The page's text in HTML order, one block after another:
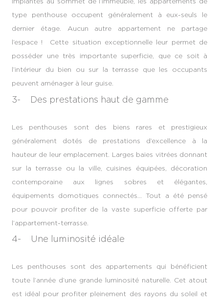
type penthouse occupent généralement à eux-seuls le
dernier étage. Aucun autre appartement ne partage
l’espace ! Cette situation exceptionnelle leur permet de
posséder une très importante superficie, que ce soit à
l’intérieur du bien ou sur la terrasse que les occupants
peuvent aménager à leur guise.
3- Des prestations haut de gamme
Les penthouses sont des biens rares et prestigieux
généralement dotés de prestations d’excellence à la
hauteur de leur emplacement. Larges baies vitrées donnant
sur la terrasse ou la ville, cuisines équipées, décoration
contemporaine aux lignes sobres et élégantes,
équipements domotiques connectés… Tout a été pensé
pour pouvoir profiter de la vaste superficie offerte par
l’appartement-terrasse.
4- Une luminosité idéale
Les penthouses sont des appartements qui bénéficient
toute l’année d’une grande luminosité naturelle. Cet atout
est idéal pour profiter pleinement des rayons du soleil et